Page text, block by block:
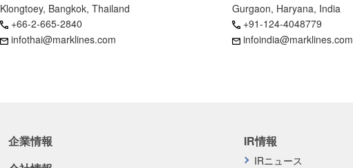
Klongtoey, Bangkok, Thailand
+66-2-665-2840
infothai@marklines.com
Gurgaon, Haryana, India
+91-124-4048779
infoindia@marklines.com
企業情報 IR情報
IRニュース